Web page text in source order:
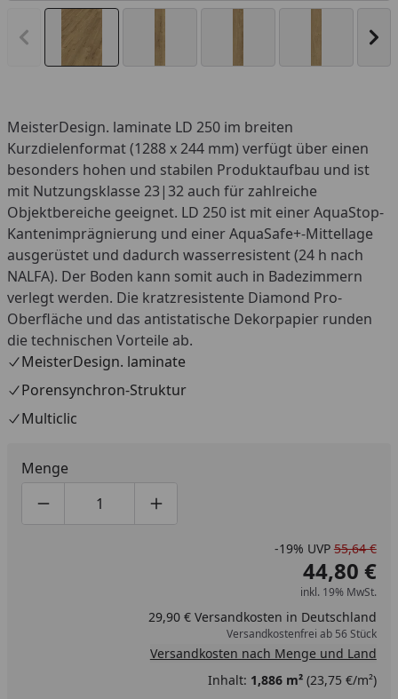
Vorheriges Bild anzeigen
MeisterDesign. laminate LD 250 im breiten
Kurzdielenformat (1288 x 244 mm) verfügt über einen
besonders hohen und stabilen Produktaufbau und ist
mit Nutzungsklasse 23|32 auch für zahlreiche
Objektbereiche geeignet. LD 250 ist mit einer AquaStop-
Kantenimprägnierung und einer AquaSafe+-Mittellage
ausgerüstet und dadurch wasserresistent (24 h nach
NALFA). Der Boden kann somit auch in Badezimmern
verlegt werden. Die kratzresistente Diamond Pro-
Oberfläche und das antistatische Dekorpapier runden
die technischen Vorteile ab.
MeisterDesign. laminate
Porensynchron-Struktur
Multiclic
Menge
Produktmenge um eins verringern
Produktmenge manuell eingeben
Produktmenge um eins erhöhen
-19% UVP 55,64 €
44,80 €
inkl. 19% MwSt.
29,90 € Versandkosten in Deutschland
Versandkostenfrei ab 56 Stück
Versandkosten nach Menge und Land
Inhalt: 1,886 m²(23,75 €/m²)